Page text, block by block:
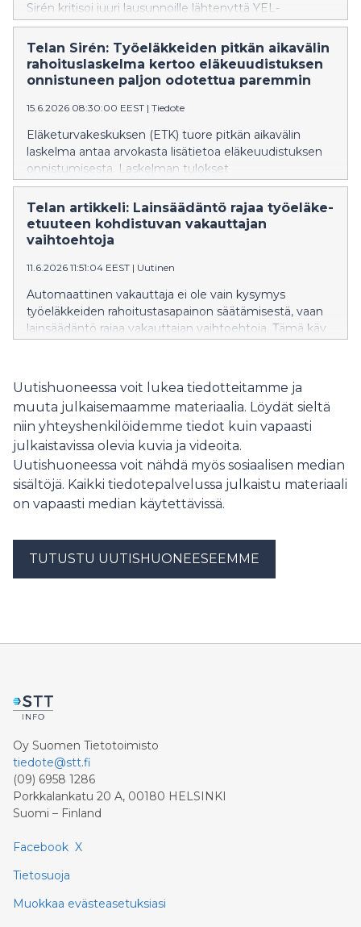
Sirén kritisoi juuri lausunnoille lähtenyttä YEL-
uudistuksen hallituksen esitystä. Sirénin mielestä on
valitettavaa, että uudistus on muuttumassa
pettymykseksi, joka ei saavuta hallituksen sille
asettamia tavoitteita.
Telan Sirén: Työeläkkeiden pitkän aikavälin
rahoituslaskelma kertoo eläkeuudistuksen
onnistuneen paljon odotettua paremmin
15.6.2026 08:30:00 EEST | Tiedote
Eläketurvakeskuksen (ETK) tuore pitkän aikavälin
laskelma antaa arvokasta lisätietoa eläkeuudistuksen
onnistumisesta. Laskelman tulokset
työeläkejärjestelmän rahoitusnäkymistä ovat jopa
odottamattoman hyvät. Johtopäätöksissä ei
kuitenkaan pidä hätiköidä, korostaa Telan
toimitusjohtaja Saara-Sofia Sirén.
Telan artikkeli: Lainsäädäntö rajaa työeläke-
etuuteen kohdistuvan vakauttajan
vaihtoehtoja
11.6.2026 11:51:04 EEST | Uutinen
Automaattinen vakauttaja ei ole vain kysymys
työeläkkeiden rahoitustasapainon säätämisestä, vaan
lainsäädäntö rajaa vakauttajan vaihtoehtoja. Tämä käy
Uutishuoneessa voit lukea tiedotteitamme ja
muuta julkaisemaamme materiaalia. Löydät sieltä
niin yhteyshenkilöidemme tiedot kuin vapaasti
julkaistavissa olevia kuvia ja videoita.
Uutishuoneessa voit nähdä myös sosiaalisen median
sisältöjä. Kaikki tiedotepalvelussa julkaistu materiaali
on vapaasti median käytettävissä.
TUTUSTU UUTISHUONEESEEMME
Oy Suomen Tietotoimisto
tiedote@stt.fi
(09) 6958 1286
Porkkalankatu 20 A, 00180 HELSINKI
Suomi – Finland
Facebook X
Tietosuoja
Muokkaa evästeasetuksiasi